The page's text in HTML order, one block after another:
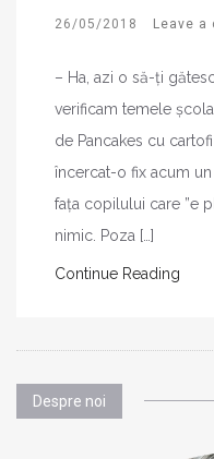
26/05/2018 Leave a
– Ha, azi o să-ți
verificam temele
de Pancakes cu
încercat-o fix acum
fața copilului care ”e
nimic. Poza […]
Continue Reading
Despre noi